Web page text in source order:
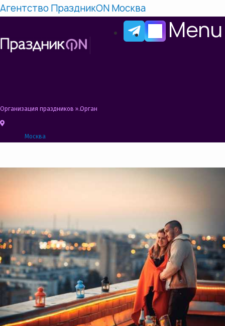
Агентство ПраздникON Москва
Menu
Организация праздников »Организация свиданий в Москве |
Москва